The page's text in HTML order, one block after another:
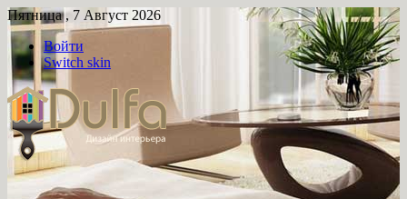
Пятница , 7 Август 2026
Войти
Switch skin